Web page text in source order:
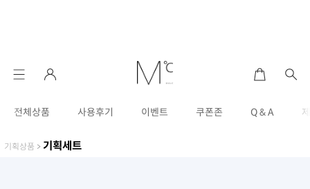
전체상품 사용후기 이벤트 쿠폰존 Q & A
기획상품 > 기획세트